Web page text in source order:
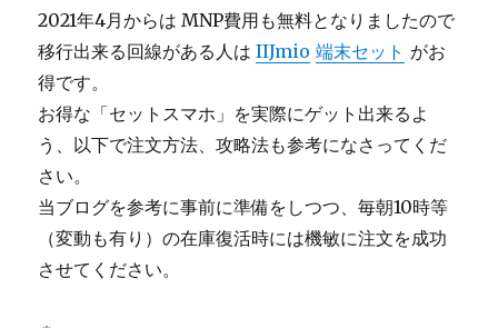
2021年4月からは MNP費用も無料となりましたので
移行出来る回線がある人はIIJmio 端末セット がお
得です。
お得な「セットスマホ」を実際にゲット出来るよ
う、以下で注文方法、攻略法も参考になさってくだ
さい。
当ブログを参考に事前に準備をしつつ、毎朝10時等
（変動も有り）の在庫復活時には機敏に注文を成功
させてください。